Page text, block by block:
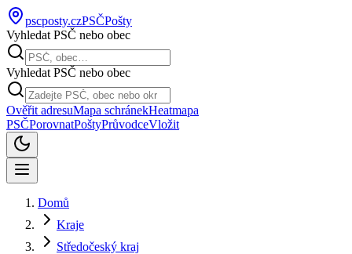
pscposty.czPSČPošty
Vyhledat PSČ nebo obec
Vyhledat PSČ nebo obec
Ověřit adresuMapa schránekHeatmapa
PSČPorovnatPoštyPrůvodceVložit
Domů
Kraje
Středočeský kraj